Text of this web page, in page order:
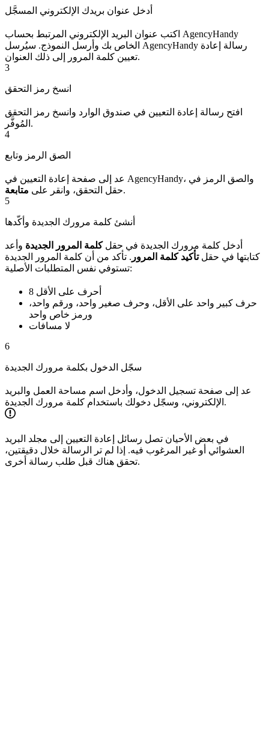
أدخل عنوان بريدك الإلكتروني المسجَّل
اكتب عنوان البريد الإلكتروني المرتبط بحساب AgencyHandy
الخاص بك وأرسل النموذج. سيُرسل AgencyHandy رسالة إعادة
تعيين كلمة المرور إلى ذلك العنوان.
3
انسخ رمز التحقق
افتح رسالة إعادة التعيين في صندوق الوارد وانسخ رمز التحقق
المُوفَّر.
4
الصق الرمز وتابع
عد إلى صفحة إعادة التعيين في AgencyHandy، والصق الرمز في
حقل التحقق، وانقر على متابعة
.
5
أنشئ كلمة مرورك الجديدة وأكّدها
أدخل كلمة مرورك الجديدة في حقلكلمة المرور الجديدة وأعد
كتابتها في حقلتأكيد كلمة المرور . تأكد من أن كلمة المرور الجديدة
تستوفي نفس المتطلبات الأصلية:
8 أحرف على الأقل
حرف كبير واحد على الأقل، وحرف صغير واحد، ورقم واحد،
ورمز خاص واحد
لا مسافات
6
سجّل الدخول بكلمة مرورك الجديدة
عد إلى صفحة تسجيل الدخول، وأدخل اسم مساحة العمل والبريد
الإلكتروني، وسجّل دخولك باستخدام كلمة مرورك الجديدة.
في بعض الأحيان تصل رسائل إعادة التعيين إلى مجلد البريد
العشوائي أو غير المرغوب فيه. إذا لم تر الرسالة خلال دقيقتين،
تحقق هناك قبل طلب رسالة أخرى.